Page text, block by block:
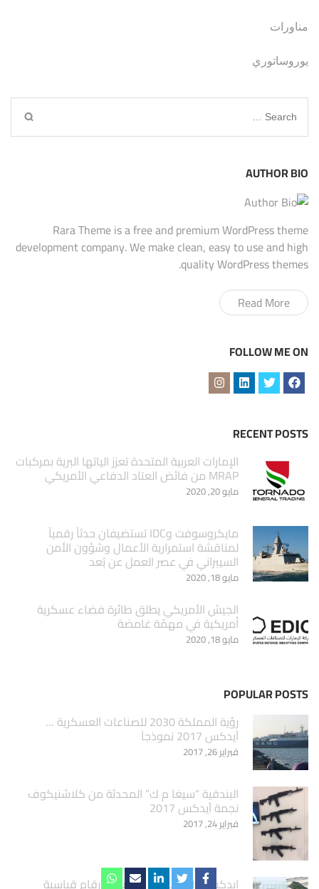
مناورات
يوروساتوري
Search
for:
AUTHOR BIO
Rara Theme is a free and premium WordPress theme
development company. We make clean, easy to use and high
quality WordPress themes.
Read More
FOLLOW ME ON
RECENT POSTS
الإمارات العربية المتحدة تعزز الياتها البرية بمركبات
MRAP من فائض العتاد الدفاعي الأمريكي
مايو 20, 2020
مايكروسوفت وIDC تستضيفان حدثاً رقمياً
لمناقشة استمرارية الأعمال وشؤون الأمن
السيبراني في عصر العمل عن بُعد
مايو 18, 2020
الجيش الأمريكي يطلق طائرة فضاء عسكرية
أمريكية في مهمّة غامضة
مايو 18, 2020
POPULAR POSTS
‏رؤية المملكة 2030 للصناعات العسكرية …
آيدكس 2017 نموذجاَ
فبراير 26, 2017
البندقية “سيغا م ك” المحدثة من كلاشنيكوف
نجمة آيدكس 2017
فبراير 24, 2017
ايدكس 2017 ينهي فعالياته بارقام قياسية